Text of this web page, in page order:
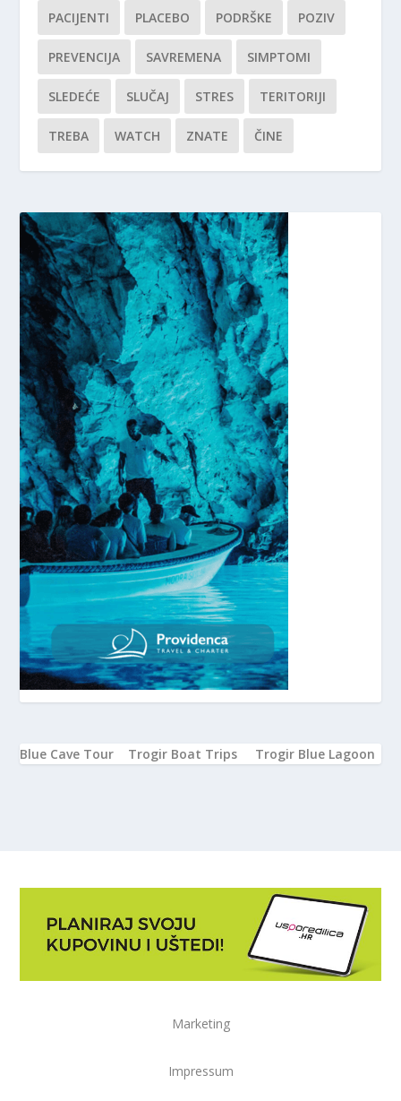
PACIJENTI PLACEBO PODRŠKE POZIV
PREVENCIJA SAVREMENA SIMPTOMI
SLEDEĆE SLUČAJ STRES TERITORIJI
TREBA WATCH ZNATE ČINE
Blue Cave Tour Trogir Boat Trips Trogir Blue Lagoon
Marketing
Impressum